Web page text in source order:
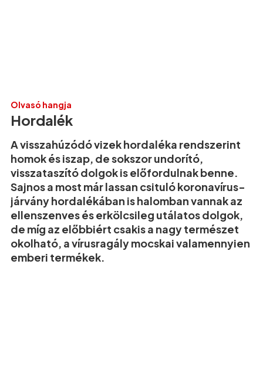
Olvasó hangja
Hordalék
A visszahúzódó vizek hordaléka rendszerint
homok és iszap, de sokszor undorító,
visszataszító dolgok is előfordulnak benne.
Sajnos a most már lassan csituló koronavírus-
járvány hordalékában is halomban vannak az
ellenszenves és erkölcsileg utálatos dolgok,
de míg az előbbiért csakis a nagy természet
okolható, a vírusragály mocskai valamennyien
emberi termékek.